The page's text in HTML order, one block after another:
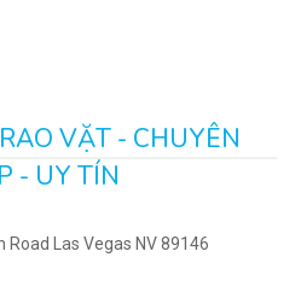
VẶT - CHUYÊN
- UY TÍN
Las Vegas NV 89146